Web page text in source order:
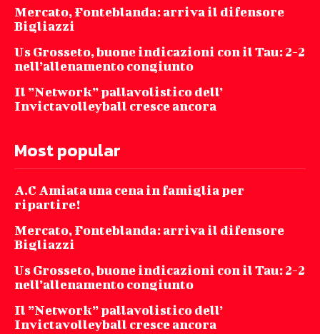
Mercato, Fonteblanda: arriva il difensore
Bigliazzi
Us Grosseto, buone indicazioni con il Tau: 2-2
nell’allenamento congiunto
Il ”Network” pallavolistico dell’
Invictavolleyball cresce ancora
Most popular
A.C Amiata una cena in famiglia per
ripartire!
Mercato, Fonteblanda: arriva il difensore
Bigliazzi
Us Grosseto, buone indicazioni con il Tau: 2-2
nell’allenamento congiunto
Il ”Network” pallavolistico dell’
Invictavolleyball cresce ancora